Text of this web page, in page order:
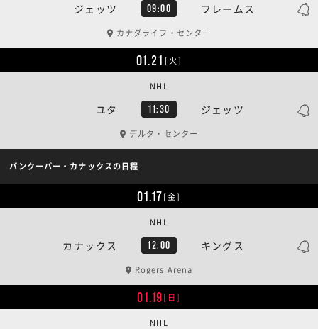
ジェッツ 09:00 フレームス
カナダライフ・センター
01.21 [火]
ユタ 11:30 ジェッツ
NHL
デルタ・センター
バンクーバー・カナックスの日程
01.17[金]
カナックス 12:00 キングス
NHL
Rogers Arena
01.19[日]
NHL